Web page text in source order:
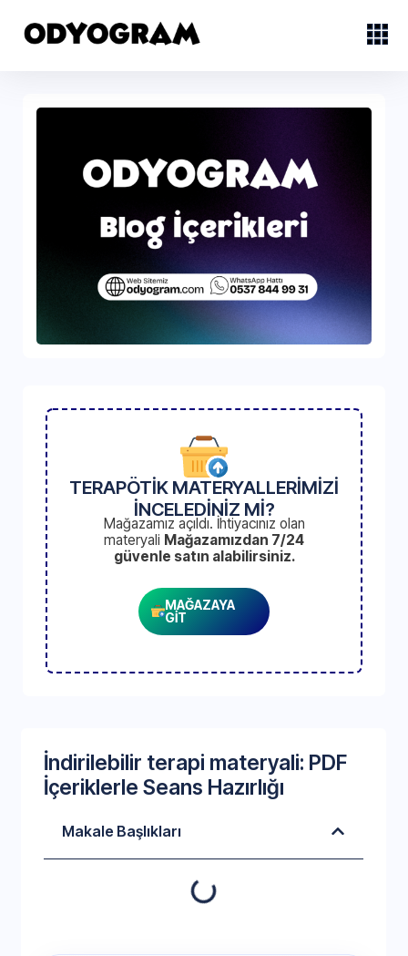
TERAPÖTİK MATERYALLERİMİZİ
İNCELEDİNİZ Mİ?
Mağazamız açıldı. İhtiyacınız olan
materyali Mağazamızdan 7/24
güvenle satın alabilirsiniz.
MAĞAZAYA
GİT
İndirilebilir terapi materyali: PDF
İçeriklerle Seans Hazırlığı
Makale Başlıkları